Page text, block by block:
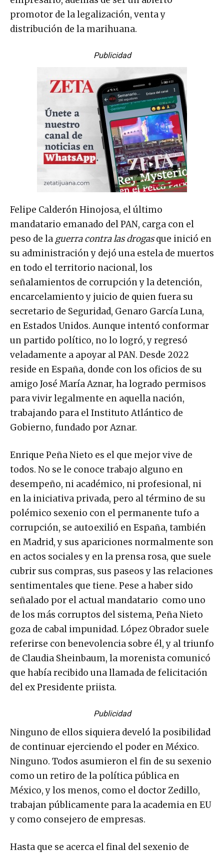
promotor de la legalización, venta y
distribución de la marihuana.
Publicidad
Felipe Calderón Hinojosa, el último
mandatario emanado del PAN, carga con el
peso de la guerra contra las drogasque inició en
su administración y dejó una estela de muertos
en todo el territorio nacional, los
señalamientos de corrupción y la detención,
encarcelamiento y juicio de quien fuera su
secretario de Seguridad, Genaro García Luna,
en Estados Unidos. Aunque intentó conformar
un partido político, no lo logró, y regresó
veladamente a apoyar al PAN. Desde 2022
reside en España, donde con los oficios de su
amigo José María Aznar, ha logrado permisos
para vivir legalmente en aquella nación,
trabajando para el Instituto Atlántico de
Gobierno, fundado por Aznar.
Enrique Peña Nieto es el que mejor vive de
todos. No se le conoce trabajo alguno en
desempeño, ni académico, ni profesional, ni
en la iniciativa privada, pero al término de su
polémico sexenio con el permanente tufo a
corrupción, se autoexilió en España, también
en Madrid, y sus apariciones normalmente son
en actos sociales y en la prensa rosa, que suele
cubrir sus compras, sus paseos y las relaciones
sentimentales que tiene. Pese a haber sido
señalado por el actual mandatario como uno
de los más corruptos del sistema, Peña Nieto
goza de cabal impunidad. López Obrador suele
referirse con benevolencia sobre él, y al triunfo
de Claudia Sheinbaum, la morenista comunicó
que había recibido una llamada de felicitación
del ex Presidente priista.
Publicidad
Ninguno de ellos siquiera develó la posibilidad
de continuar ejerciendo el poder en México.
Ninguno. Todos asumieron el fin de su sexenio
como un retiro de la política pública en
México, y los menos, como el doctor Zedillo,
trabajan públicamente para la academia en EU
y como consejero de empresas.
Hasta que se acerca el final del sexenio de